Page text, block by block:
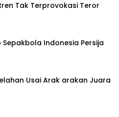
Tak Terprovokasi Teror
Sepakbola Indonesia Persija
Usai Arak arakan Juara